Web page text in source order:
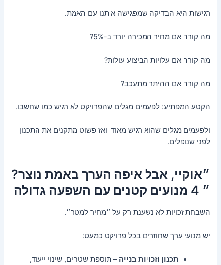
רגישות היא הבדיקה שמפגישה אותנו עם האמת.
מה קורה אם מחיר המכירה יורד ב-5%?
מה קורה אם עלויות הביצוע עולות?
מה קורה אם ההיתר מתעכב?
הקטע המפתיע: לפעמים מגלים שהפרויקט לא רגיש כמו שחשבו.
ולפעמים מגלים שהוא רגיש מאוד, ואז פשוט מתקנים את התכנון
לפני שנופלים.
״אוקיי, אבל איפה הערך באמת נוצר?
״ 4 מנועים קטנים עם השפעה גדולה
השבחת זכויות לא נשענת רק על ״מחיר למטר״.
יש מנועי ערך שחוזרים בכל פרויקט כמעט:
תכנון וזכויות בנייה – תוספת שטחים, שינוי ייעוד,